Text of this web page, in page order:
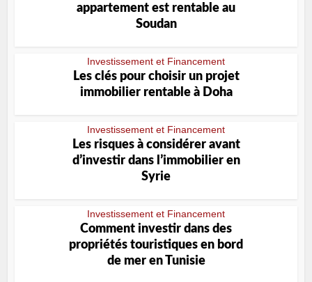
appartement est rentable au
Soudan
Investissement et Financement
Les clés pour choisir un projet
immobilier rentable à Doha
Investissement et Financement
Les risques à considérer avant
dʼinvestir dans lʼimmobilier en
Syrie
Investissement et Financement
Comment investir dans des
propriétés touristiques en bord
de mer en Tunisie